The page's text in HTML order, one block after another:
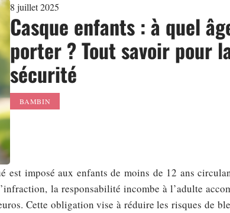
8 juillet 2025
Casque enfants : à quel
porter ? Tout savoir pour
sécurité
BAMBIN
est imposé aux enfants de moins de 12 ans
la responsabilité incombe à l’adulte
Cette obligation vise à réduire les risques de